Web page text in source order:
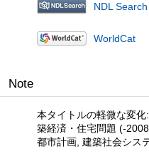
NDL
WorldCat
Note
本タイトルの軽微な変
築経済・住宅問題 (-
都市計画, 建築社会シス